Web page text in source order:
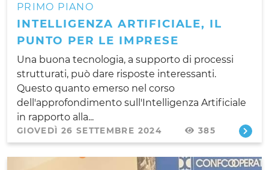
PRIMO PIANO
INTELLIGENZA ARTIFICIALE, IL
PUNTO PER LE IMPRESE
Una buona tecnologia, a supporto di processi
strutturati, può dare risposte interessanti.
Questo quanto emerso nel corso
dell'approfondimento sull'Intelligenza Artificiale
in rapporto alla...
GIOVEDÌ 26 SETTEMBRE 2024 385